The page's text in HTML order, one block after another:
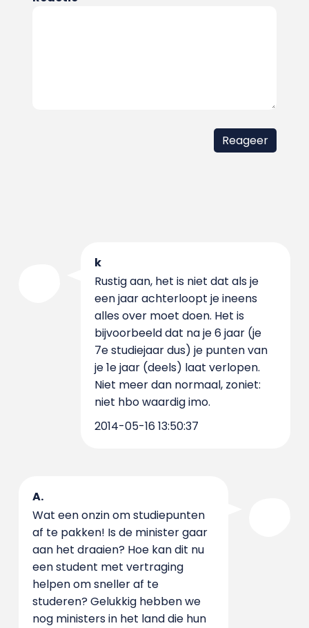
k
Rustig aan, het is niet dat als je
een jaar achterloopt je ineens
alles over moet doen. Het is
bijvoorbeeld dat na je 6 jaar (je
7e studiejaar dus) je punten van
je 1e jaar (deels) laat verlopen.
Niet meer dan normaal, zoniet:
niet hbo waardig imo.
2014-05-16 13:50:37
A.
Wat een onzin om studiepunten
af te pakken! Is de minister gaar
aan het draaien? Hoe kan dit nu
een student met vertraging
helpen om sneller af te
studeren? Gelukkig hebben we
nog ministers in het land die hun